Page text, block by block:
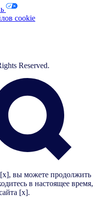
cookie
Reserved.
[x], вы можете продолжить
в настоящее время,
[x].